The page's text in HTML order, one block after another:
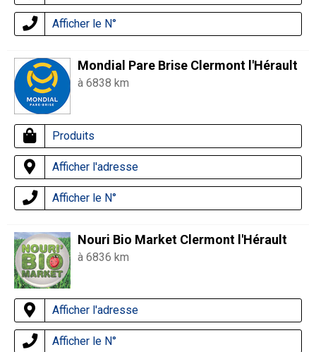
Afficher le N°
Mondial Pare Brise Clermont l'Hérault
à 6838 km
Produits
Afficher l'adresse
Afficher le N°
Nouri Bio Market Clermont l'Hérault
à 6836 km
Afficher l'adresse
Afficher le N°